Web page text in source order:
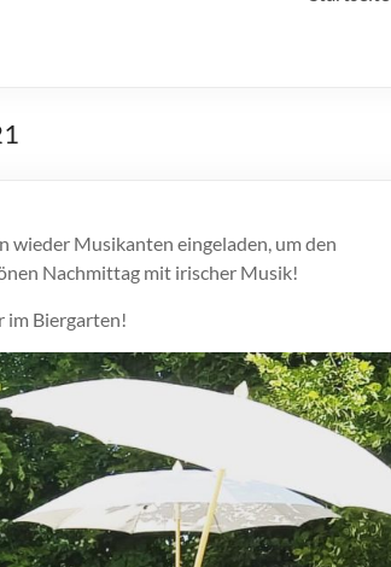
wieder Musikanten eingeladen, um den
Nachmittag mit irischer Musik!
im Biergarten!